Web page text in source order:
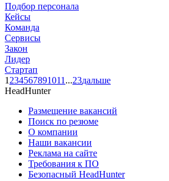
Подбор персонала
Кейсы
Команда
Сервисы
Закон
Лидер
Стартап
1 234567891011 ...23дальше
HeadHunter
Размещение вакансий
Поиск по резюме
О компании
Наши вакансии
Реклама на сайте
Требования к ПО
Безопасный HeadHunter